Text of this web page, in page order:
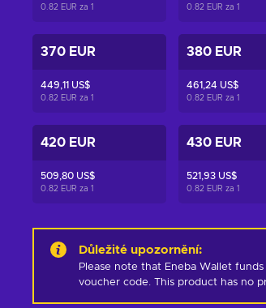
0.82 EUR za 1 0.82 EUR za 1
370 EUR
449,11 US$
0.82 EUR za 1
380 EUR
461,24 US$
0.82 EUR za 1
420 EUR
509,80 US$
0.82 EUR za 1
430 EUR
521,93 US$
0.82 EUR za 1
Důležité upozornění:
Please note that Eneba Wallet
voucher code. This product has no